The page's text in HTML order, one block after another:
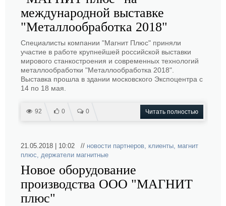
международной выставке
"Металлообработка 2018"
Специалисты компании "Магнит Плюс" приняли
участие в работе крупнейшей российской выставки
мирового станкостроения и современных технологий
металлообработки "Металлообработка 2018".
Выставка прошла в здании московского Экспоцентра с
14 по 18 мая.
92 0 0 Читать полностью
21.05.2018 | 10:02 // новости партнеров, клиенты, магнит
плюс, держатели магнитные
Новое оборудование
производства ООО "МАГНИТ
плюс"